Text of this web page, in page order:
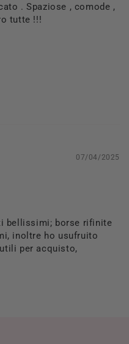
. Spaziose , comode ,
tutte !!!
07/04/2025
bellissimi; borse rifinite
inoltre ho usufruito
per acquisto,